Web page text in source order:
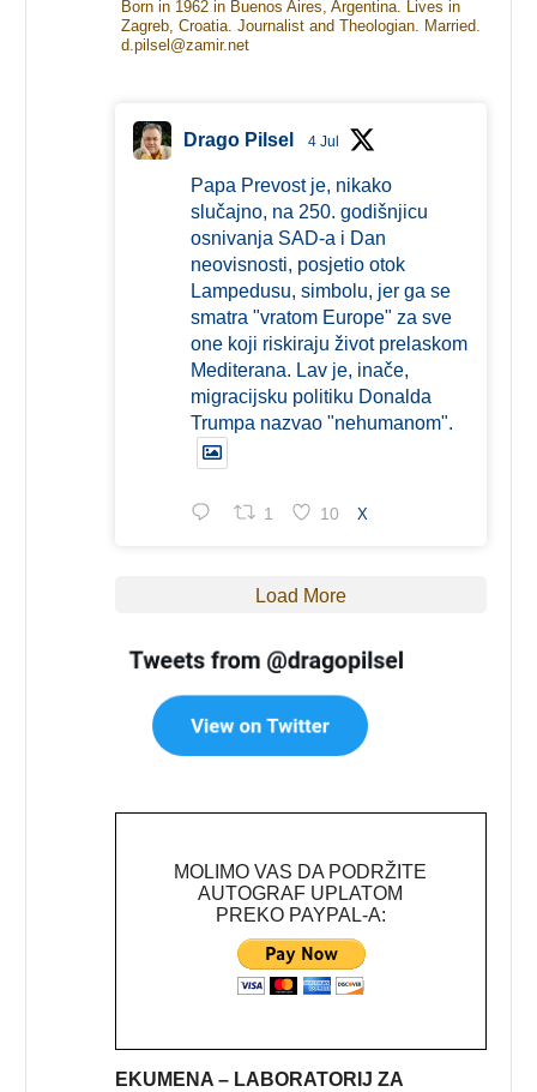
Born in 1962 in Buenos Aires, Argentina. Lives in
Zagreb, Croatia. Journalist and Theologian. Married.
d.pilsel@zamir.net
Drago Pilsel 4 Jul
Papa Prevost je, nikako
slučajno, na 250. godišnjicu
osnivanja SAD-a i Dan
neovisnosti, posjetio otok
Lampedusu, simbolu, jer ga se
smatra "vratom Europe" za sve
one koji riskiraju život prelaskom
Mediterana. Lav je, inače,
migracijsku politiku Donalda
Trumpa nazvao "nehumanom".
1 10 X
Load More
MOLIMO VAS DA PODRŽITE
AUTOGRAF UPLATOM
PREKO PAYPAL-A:
EKUMENA – LABORATORIJ ZA